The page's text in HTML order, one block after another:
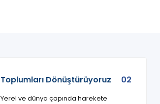
Toplumları Dönüştürüyoruz 02
Yerel ve dünya çapında harekete